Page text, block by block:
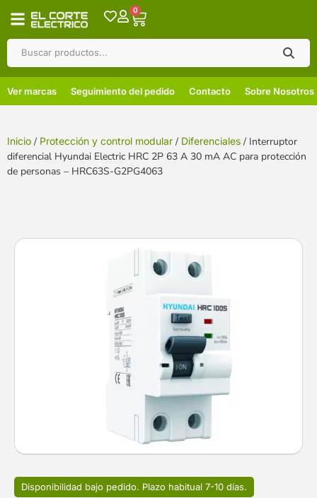
0
Ver marcas Seguimiento del pedido Contacto Sobre Nosotros
Inicio / Protección y control modular / Diferenciales / Interruptor
diferencial Hyundai Electric HRC 2P 63 A 30 mA AC para protección
de personas – HRC63S-G2PG4063
Disponibilidad bajo pedido. Plazo habitual 7-10 días.